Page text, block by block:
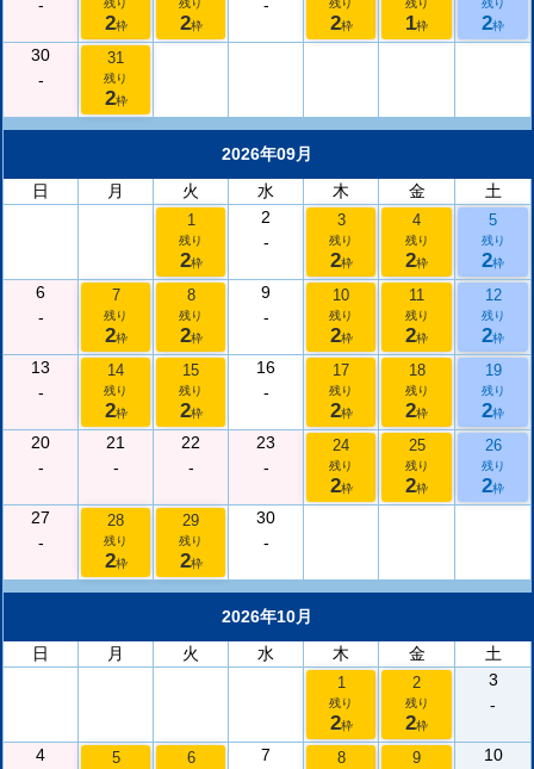
-
残り
2枠
残り
2枠
-
残り
2枠
残り
1枠
残り
2枠
30
-
31
残り
2枠
2026年09月
日
月 火 水 木 金 土
1
残り
2枠
2
-
3
残り
2枠
4
残り
2枠
5
残り
2枠
6
-
7
残り
2枠
8
残り
2枠
9
-
10
残り
2枠
11
残り
2枠
12
残り
2枠
13
-
14
残り
2枠
15
残り
2枠
16
-
17
残り
2枠
18
残り
2枠
19
残り
2枠
20
-
21
-
22
-
23
-
24
残り
2枠
25
残り
2枠
26
残り
2枠
27
-
28
残り
2枠
29
残り
2枠
30
-
2026年10月
日
月 火 水 木 金 土
1
残り
2枠
2
残り
2枠
3
-
4
5 6
7
8 9
10